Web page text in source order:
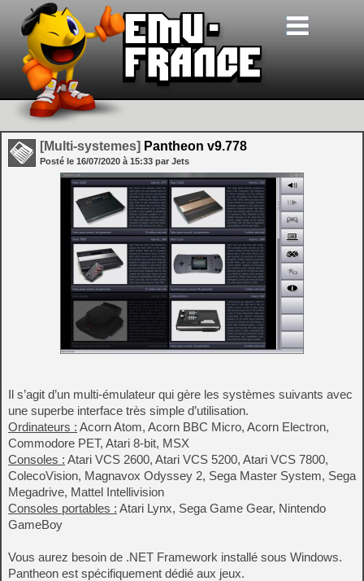
[Multi-systemes] Pantheon v9.778
Posté le 16/07/2020 à 15:33 par Jets
Il s’agit d’un multi-émulateur qui gère les systèmes suivants avec
une superbe interface très simple d’utilisation.
Ordinateurs : Acorn Atom, Acorn BBC Micro, Acorn Electron,
Commodore PET, Atari 8-bit, MSX
Consoles : Atari VCS 2600, Atari VCS 5200, Atari VCS 7800,
ColecoVision, Magnavox Odyssey 2, Sega Master System, Sega
Megadrive, Mattel Intellivision
Consoles portables : Atari Lynx, Sega Game Gear, Nintendo
GameBoy
Vous aurez besoin de .NET Framework installé sous Windows.
Pantheon est spécifiquement dédié aux jeux.